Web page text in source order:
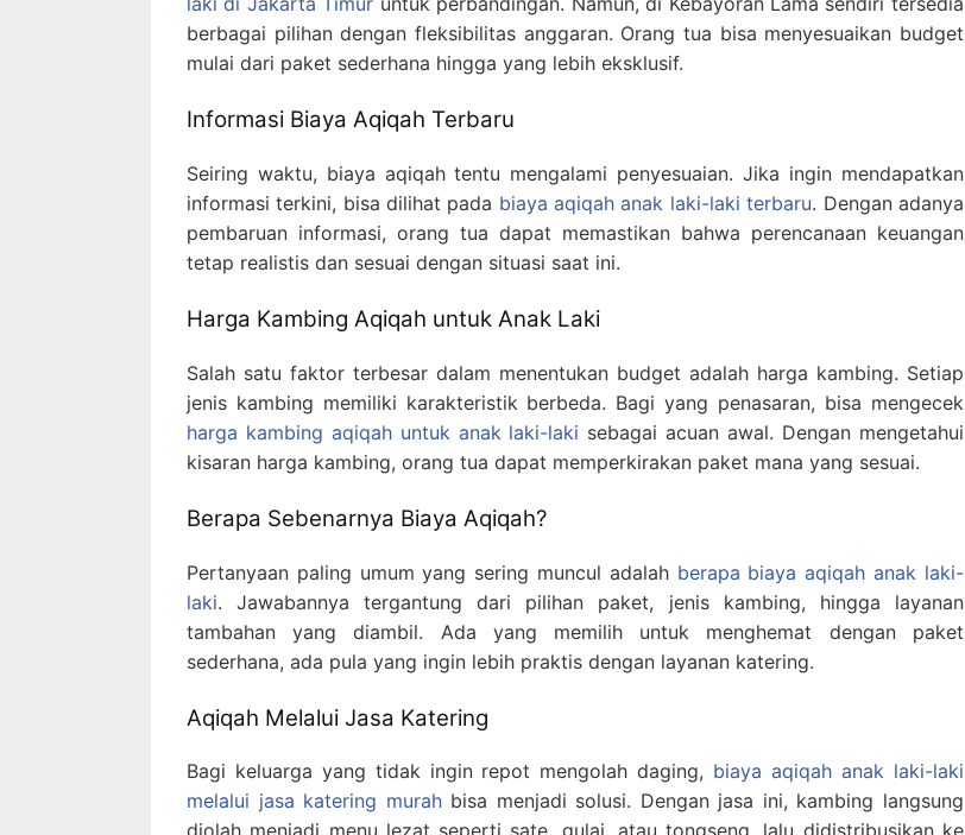
berbagai pilihan dengan fleksibilitas anggaran. Orang tua bisa menyesuaikan budget
mulai dari paket sederhana hingga yang lebih eksklusif.
Informasi Biaya Aqiqah Terbaru
Seiring waktu, biaya aqiqah tentu mengalami penyesuaian. Jika ingin mendapatkan
informasi terkini, bisa dilihat pada biaya aqiqah anak laki-laki terbaru. Dengan adanya
pembaruan informasi, orang tua dapat memastikan bahwa perencanaan keuangan
tetap realistis dan sesuai dengan situasi saat ini.
Harga Kambing Aqiqah untuk Anak Laki
Salah satu faktor terbesar dalam menentukan budget adalah harga kambing. Setiap
jenis kambing memiliki karakteristik berbeda. Bagi yang penasaran, bisa mengecek
harga kambing aqiqah untuk anak laki-laki sebagai acuan awal. Dengan mengetahui
kisaran harga kambing, orang tua dapat memperkirakan paket mana yang sesuai.
Berapa Sebenarnya Biaya Aqiqah?
Pertanyaan paling umum yang sering muncul adalah berapa biaya aqiqah anak laki-
laki. Jawabannya tergantung dari pilihan paket, jenis kambing, hingga layanan
tambahan yang diambil. Ada yang memilih untuk menghemat dengan paket
sederhana, ada pula yang ingin lebih praktis dengan layanan katering.
Aqiqah Melalui Jasa Katering
Bagi keluarga yang tidak ingin repot mengolah daging, biaya aqiqah anak laki-laki
melalui jasa katering murahbisa menjadi solusi. Dengan jasa ini, kambing langsung